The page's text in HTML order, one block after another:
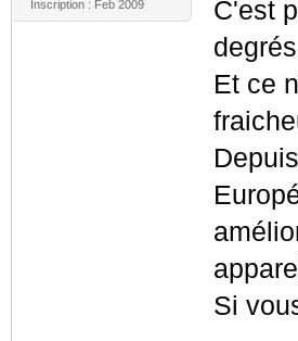
Inscription : Feb 2009
C'est
Et ce
Si